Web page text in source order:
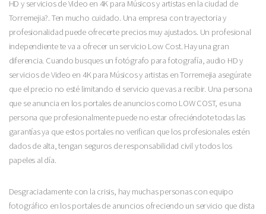
HD y servicios de Video en 4K para Músicos y artistas en la ciudad de
Torremejia?. Ten mucho cuidado. Una empresa con trayectoria y
profesionalidad puede ofrecerte precios muy ajustados. Un profesional
independiente te va a ofrecer un servicio Low Cost. Hay una gran
diferencia. Cuando busques un fotógrafo para fotografía, audio HD y
servicios de Video en 4K para Músicos y artistas en Torremejia asegúrate
que el precio no esté limitando el servicio que vas a recibir. Una persona
que se anuncia en los portales de anuncios como LOW COST, es una
persona que profesionalmente puede no estar ofreciéndote todas las
garantías ya que estos portales no verifican que los profesionales estén
dados de alta, tengan seguros de responsabilidad civil y todos los
papeles al día.
Desgraciadamente con la crisis, hay muchas personas con equipo
fotográfico en los portales de anuncios ofreciendo un servicio que dista